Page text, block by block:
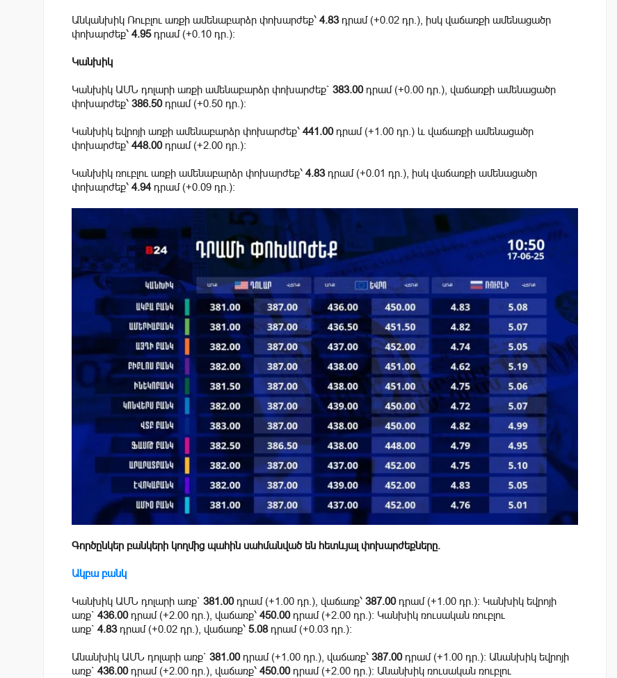
Անկանխիկ Ռուբլու առքի ամենաբարձր փոխարժեք՝ 4.83դրամ (+0.02 դր.), իսկ վաճառքի ամենացածր
փոխարժեք՝ 4.95դրամ (+0.10 դր.):
Կանխիկ
Կանխիկ ԱՄՆ դոլարի առքի ամենաբարձր փոխարժեք` 383.00դրամ (+0.00 դր.), վաճառքի ամենացածր
փոխարժեք՝ 386.50դրամ (+0.50 դր.):
Կանխիկ եվրոյի առքի ամենաբարձր փոխարժեք՝ 441.00դրամ (+1.00 դր.) և վաճառքի ամենացածր
փոխարժեք՝ 448.00դրամ (+2.00 դր.):
Կանխիկ ռուբլու առքի ամենաբարձր փոխարժեք՝ 4.83դրամ (+0.01 դր.), իսկ վաճառքի ամենացածր
փոխարժեք՝ 4.94դրամ (+0.09 դր.):
Գործընկեր բանկերի կողմից պահին սահմանված են հետևյալ փոխարժեքները.
Ակբա բանկ
Կանխիկ ԱՄՆ դոլարի առք` 381.00դրամ (+1.00 դր.), վաճառք՝ 387.00դրամ (+1.00 դր.): Կանխիկ եվրոյի
առք` 436.00դրամ (+2.00 դր.), վաճառք՝ 450.00դրամ (+2.00 դր.): Կանխիկ ռուսական ռուբլու
առք` 4.83դրամ (+0.02 դր.), վաճառք՝ 5.08դրամ (+0.03 դր.):
Անանխիկ ԱՄՆ դոլարի առք` 381.00դրամ (+1.00 դր.), վաճառք՝ 387.00դրամ (+1.00 դր.): Անանխիկ եվրոյի
առք` 436.00դրամ (+2.00 դր.), վաճառք՝ 450.00դրամ (+2.00 դր.): Անանխիկ ռուսական ռուբլու